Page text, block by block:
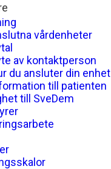
vårdenheter
av kontaktperson
du ansluter din enhet
till patienten
till SveDem